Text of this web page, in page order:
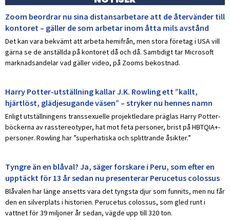
Zoom beordrar nu sina distansarbetare att de återvänder till
kontoret – gäller de som arbetar inom åtta mils avstånd
Det kan vara bekvämt att arbeta hemifrån, men stora företag i USA vill
gärna se de anställda på kontoret då och då. Samtidigt tar Microsoft
marknadsandelar vad gäller video, på Zooms bekostnad.
Harry Potter-utställning kallar J.K. Rowling ett ”kallt,
hjärtlöst, glädjesugande väsen” – stryker nu hennes namn
Enligt utställningens transsexuelle projektledare präglas Harry Potter-
böckerna av rasstereotyper, hat mot feta personer, brist på HBTQIA+-
personer. Rowling har ”superhatiska och splittrande åsikter.”
Tyngre än en blåval? Ja, säger forskare i Peru, som efter en
upptäckt för 13 år sedan nu presenterar Perucetus colossus
Blåvalen har länge ansetts vara det tyngsta djur som funnits, men nu får
den en silverplats i historien. Perucetus colossus, som gled runt i
vattnet för 39 miljoner år sedan, vägde upp till 320 ton.